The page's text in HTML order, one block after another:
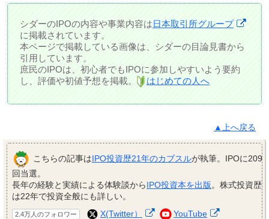
シダーのIPOの内容や事業内容は日本取引所グループ
に掲載されています。
本ページで掲載している画像は、シダーの目論見書から
引用しています。
庶民のIPOは、初心者でもIPOに参加しやすいよう要約
し、評価や初値予想を掲載。
はじめての人へ
▲上へ戻る
こちらの記事はIPO投資歴21年のカブスルが執筆。IPOに209
回当選。
長年の経験と実績による体験談からIPO投資本を出版。株式投資歴
は22年で投資全般にも詳しい。
2.4万人のフォロワー X(Twitter） YouTube